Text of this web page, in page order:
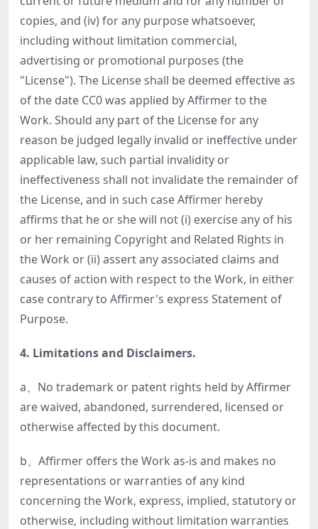
copies, and (iv) for any purpose whatsoever,
including without limitation commercial,
advertising or promotional purposes (the
"License"). The License shall be deemed effective as
of the date CC0 was applied by Affirmer to the
Work. Should any part of the License for any
reason be judged legally invalid or ineffective under
applicable law, such partial invalidity or
ineffectiveness shall not invalidate the remainder of
the License, and in such case Affirmer hereby
affirms that he or she will not (i) exercise any of his
or her remaining Copyright and Related Rights in
the Work or (ii) assert any associated claims and
causes of action with respect to the Work, in either
case contrary to Affirmer's express Statement of
Purpose.
4. Limitations and Disclaimers.
a、No trademark or patent rights held by Affirmer
are waived, abandoned, surrendered, licensed or
otherwise affected by this document.
b、Affirmer offers the Work as-is and makes no
representations or warranties of any kind
concerning the Work, express, implied, statutory or
otherwise, including without limitation warranties